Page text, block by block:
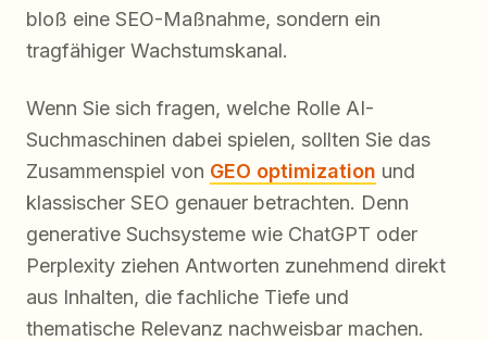
bloß eine SEO-Maßnahme, sondern ein
tragfähiger Wachstumskanal.
Wenn Sie sich fragen, welche Rolle AI-
Suchmaschinen dabei spielen, sollten Sie das
Zusammenspiel von GEO optimization und
klassischer SEO genauer betrachten. Denn
generative Suchsysteme wie ChatGPT oder
Perplexity ziehen Antworten zunehmend direkt
aus Inhalten, die fachliche Tiefe und
thematische Relevanz nachweisbar machen.